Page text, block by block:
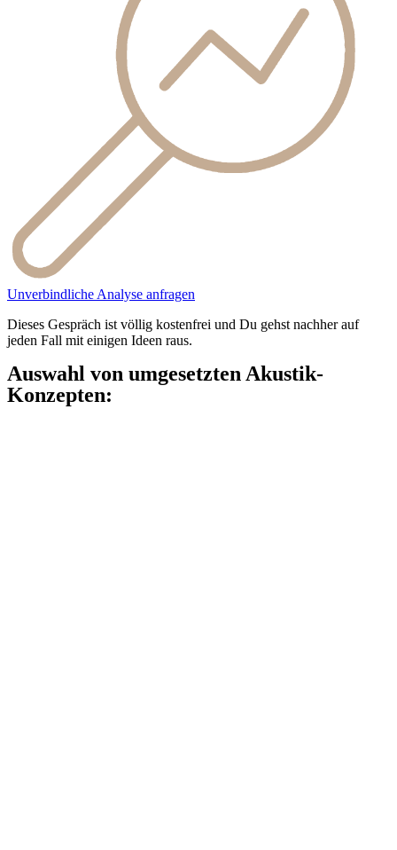
Unverbindliche Analyse anfragen
Dieses Gespräch ist völlig kostenfrei und Du gehst nachher auf
jeden Fall mit einigen Ideen raus.
Auswahl von umgesetzten Akustik-
Konzepten: